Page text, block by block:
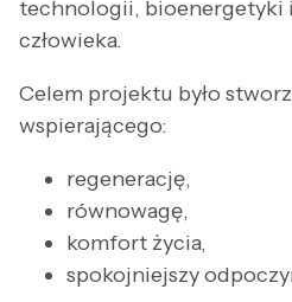
technologii, bioenergetyki
człowieka.
Celem projektu było
wspierającego:
regenerację,
równowagę,
komfort życia,
spokojniejszy